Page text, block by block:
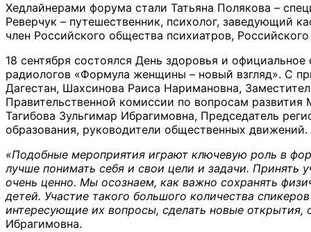
Хедлайнерами форума стали Татьяна Полякова –
Реверчук – путешественник, психолог, заведующий
член Российского общества психиатров,
18 сентября состоялся День здоровья и
радиологов «Формула женщины – новый взгляд». С
Дагестан, Шахсинова Раиса Наримановна,
Правительственной комиссии по вопросам
Тагибова Зульгимар Ибрагимовна, Председатель
образования, руководители общественных движений.
«Подобные мероприятия играют ключевую роль в
лучше понимать себя и свои цели и задачи. Принять
очень ценно. Мы осознаем, как важно сохранять
детей. Участие такого большого количества
интересующие их вопросы, сделать новые
Ибрагимовна.